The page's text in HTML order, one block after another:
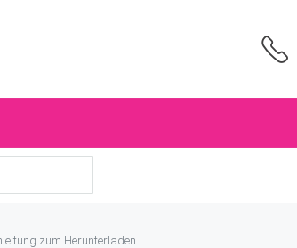
zum Herunterladen